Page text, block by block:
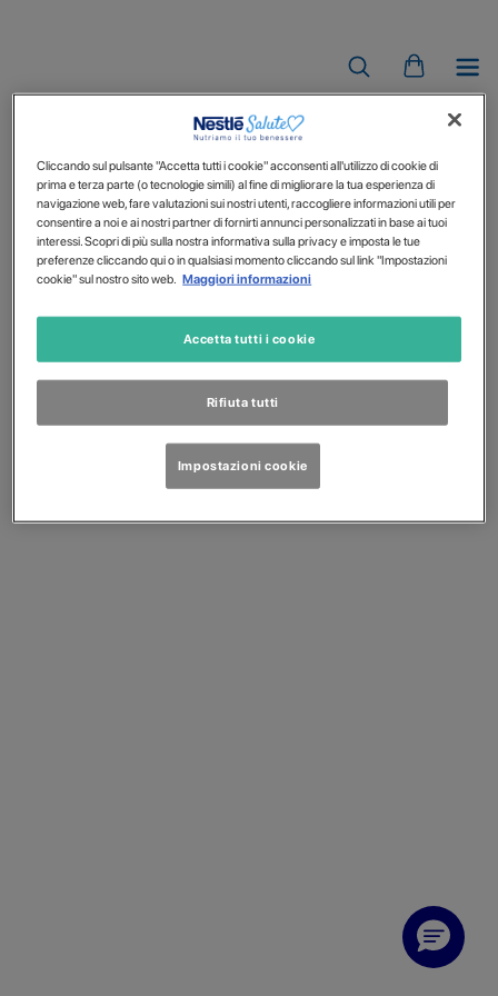
ALLERGIA PROTEINE LATTE VACCINO
Cliccando sul pulsante "Accetta tutti i cookie" acconsenti all'utilizzo di cookie di
prima e terza parte (o tecnologie simili) al fine di migliorare la tua esperienza di
navigazione web, fare valutazioni sui nostri utenti, raccogliere informazioni utili per
consentire a noi e ai nostri partner di fornirti annunci personalizzati in base ai tuoi
interessi. Scopri di più sulla nostra informativa sulla privacy e imposta le tue
preferenze cliccando qui o in qualsiasi momento cliccando sul link "Impostazioni
cookie" sul nostro sito web. Maggiori informazioni
Rifiuta tutti
Accetta tutti i cookie
Impostazioni cookie